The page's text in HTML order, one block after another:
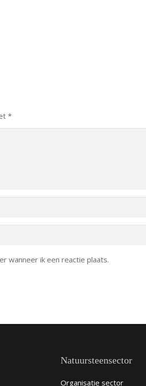
*
wanneer ik een reactie plaats.
Natuursteensector
Organisatie sector